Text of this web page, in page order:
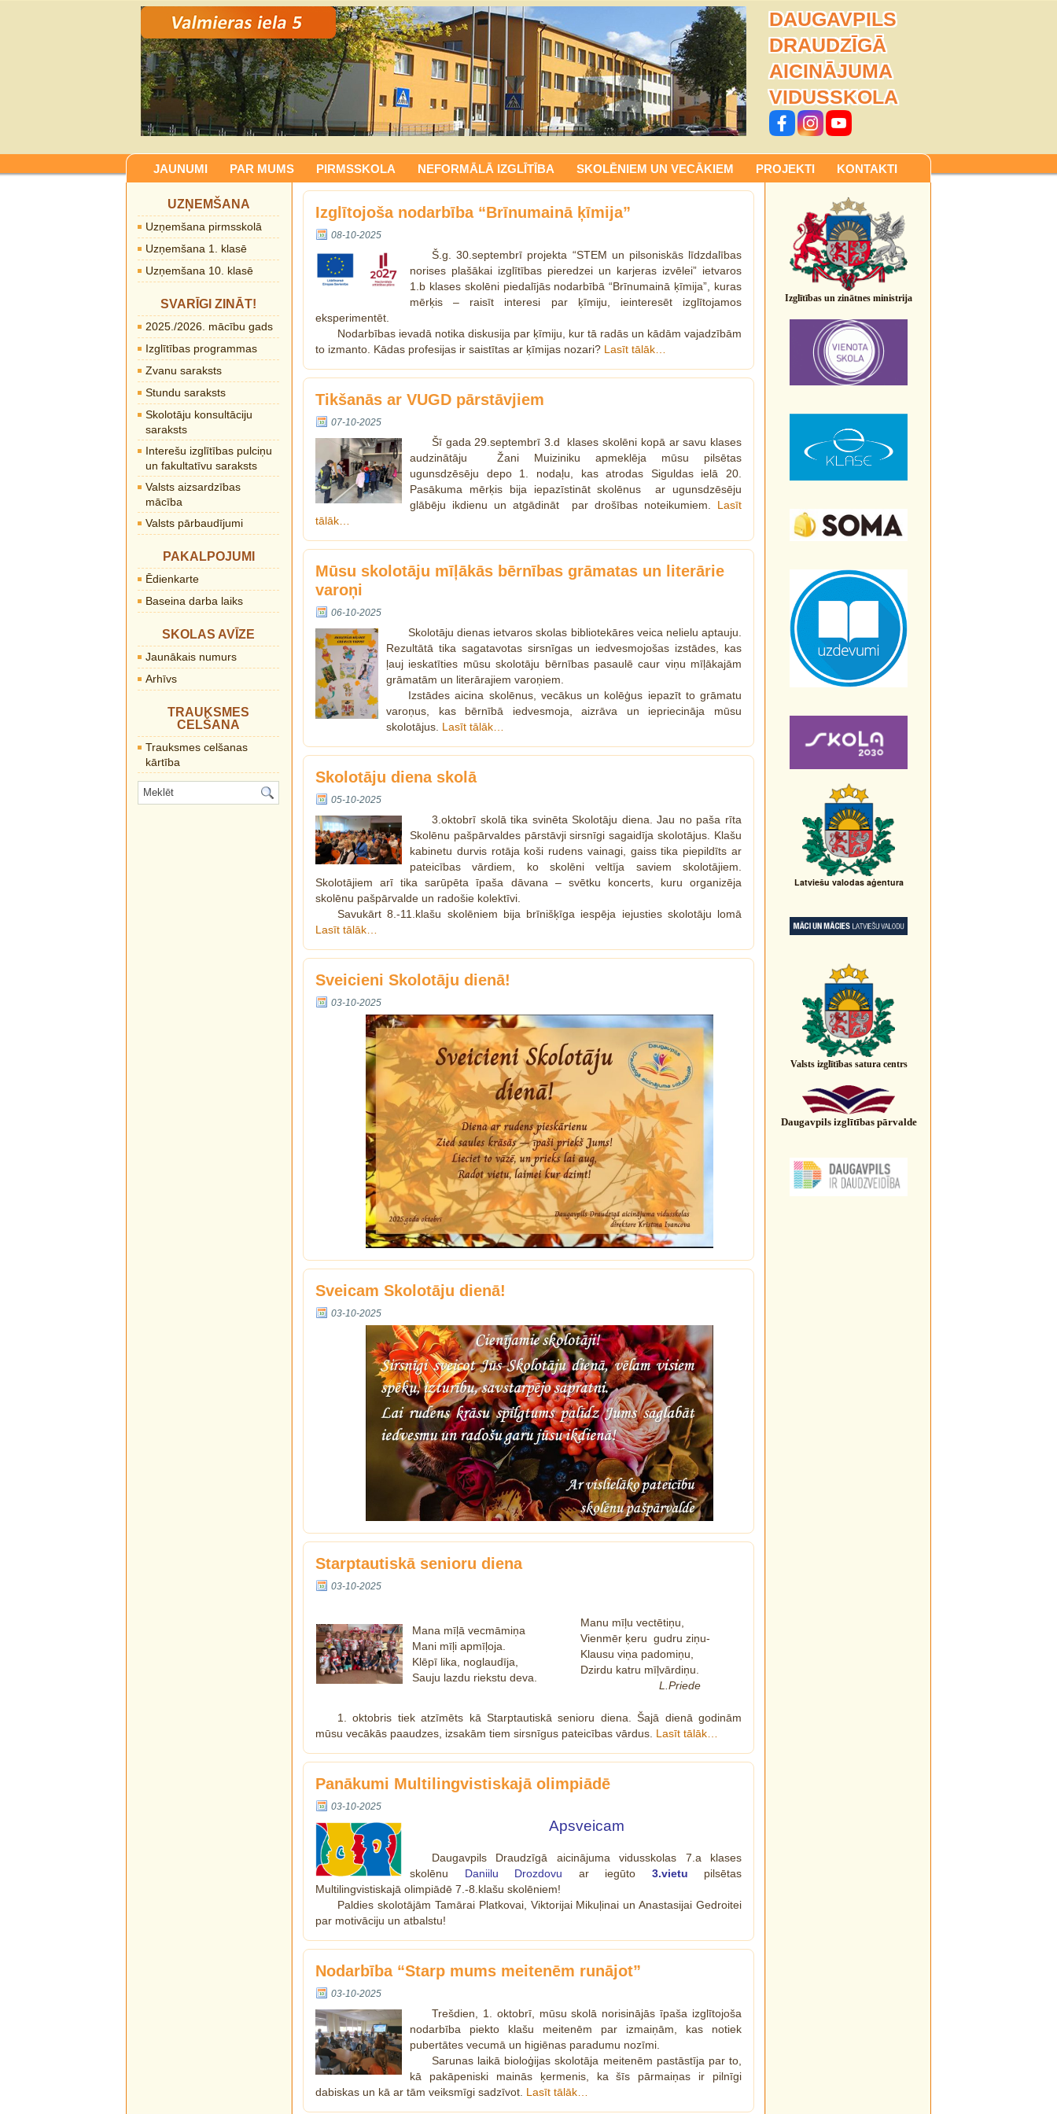
DAUGAVPILS
DRAUDZĪGĀ
AICINĀJUMA
VIDUSSKOLA
JAUNUMI PAR MUMS PIRMSSKOLA NEFORMĀLĀ IZGLĪTĪBA SKOLĒNIEM UN VECĀKIEM PROJEKTI KONTAKTI
UZŅEMŠANA
Uzņemšana pirmsskolā
Uzņemšana 1. klasē
Uzņemšana 10. klasē
SVARĪGI ZINĀT!
2025./2026. mācību gads
Izglītības programmas
Zvanu saraksts
Stundu saraksts
Skolotāju konsultāciju
saraksts
Interešu izglītības pulciņu
un fakultatīvu saraksts
Valsts aizsardzības
mācība
Valsts pārbaudījumi
PAKALPOJUMI
Ēdienkarte
Baseina darba laiks
SKOLAS AVĪZE
Jaunākais numurs
Arhīvs
TRAUKSMES
CELŠANA
Trauksmes celšanas
kārtība
Izglītojoša nodarbība “Brīnumainā ķīmija”
08-10-2025
Š.g. 30.septembrī projekta “STEM un pilsoniskās līdzdalības
norises plašākai izglītības pieredzei un karjeras izvēlei” ietvaros
1.b klases skolēni piedalījās nodarbībā “Brīnumainā ķīmija”, kuras
mērķis – raisīt interesi par ķīmiju, ieinteresēt izglītojamos
eksperimentēt.
Nodarbības ievadā notika diskusija par ķīmiju, kur tā radās un kādām vajadzībām
to izmanto. Kādas profesijas ir saistītas ar ķīmijas nozari? Lasīt tālāk…
Tikšanās ar VUGD pārstāvjiem
07-10-2025
Šī gada 29.septembrī 3.d klases skolēni kopā ar savu klases
audzinātāju Žani Muiziniku apmeklēja mūsu pilsētas
ugunsdzēsēju depo 1. nodaļu, kas atrodas Siguldas ielā 20.
Pasākuma mērķis bija iepazīstināt skolēnus ar ugunsdzēsēju
glābēju ikdienu un atgādināt par drošības noteikumiem. Lasīt
tālāk…
Mūsu skolotāju mīļākās bērnības grāmatas un literārie
varoņi
06-10-2025
Skolotāju dienas ietvaros skolas bibliotekāres veica nelielu aptauju.
Rezultātā tika sagatavotas sirsnīgas un iedvesmojošas izstādes, kas
ļauj ieskatīties mūsu skolotāju bērnības pasaulē caur viņu mīļākajām
grāmatām un literārajiem varoņiem.
Izstādes aicina skolēnus, vecākus un kolēģus iepazīt to grāmatu
varoņus, kas bērnībā iedvesmoja, aizrāva un iepriecināja mūsu
skolotājus. Lasīt tālāk…
Skolotāju diena skolā
05-10-2025
3.oktobrī skolā tika svinēta Skolotāju diena. Jau no paša rīta
Skolēnu pašpārvaldes pārstāvji sirsnīgi sagaidīja skolotājus. Klašu
kabinetu durvis rotāja koši rudens vainagi, gaiss tika piepildīts ar
pateicības vārdiem, ko skolēni veltīja saviem skolotājiem.
Skolotājiem arī tika sarūpēta īpaša dāvana – svētku koncerts, kuru organizēja
skolēnu pašpārvalde un radošie kolektīvi.
Savukārt 8.-11.klašu skolēniem bija brīnišķīga iespēja iejusties skolotāju lomā
Lasīt tālāk…
Sveicieni Skolotāju dienā!
03-10-2025
Sveicam Skolotāju dienā!
03-10-2025
Starptautiskā senioru diena
03-10-2025
Mana mīļā vecmāmiņa
Mani mīļi apmīļoja.
Klēpī lika, noglaudīja,
Sauju lazdu riekstu deva.
Manu mīļu vectētiņu,
Vienmēr ķeru gudru ziņu-
Klausu viņa padomiņu,
Dzirdu katru mīļvārdiņu.
L.Priede
1. oktobris tiek atzīmēts kā Starptautiskā senioru diena. Šajā dienā godinām
mūsu vecākās paaudzes, izsakām tiem sirsnīgus pateicības vārdus. Lasīt tālāk…
Panākumi Multilingvistiskajā olimpiādē
03-10-2025
Apsveicam
Daugavpils Draudzīgā aicinājuma vidusskolas 7.a klases
skolēnu Daniilu Drozdovu ar iegūto 3.vietu pilsētas
Multilingvistiskajā olimpiādē 7.-8.klašu skolēniem!
Paldies skolotājām Tamārai Platkovai, Viktorijai Mikuļinai un Anastasijai Gedroitei
par motivāciju un atbalstu!
Nodarbība “Starp mums meitenēm runājot”
03-10-2025
Trešdien, 1. oktobrī, mūsu skolā norisinājās īpaša izglītojoša
nodarbība piekto klašu meitenēm par izmaiņām, kas notiek
pubertātes vecumā un higiēnas paradumu nozīmi.
Sarunas laikā bioloģijas skolotāja meitenēm pastāstīja par to,
kā pakāpeniski mainās ķermenis, ka šīs pārmaiņas ir pilnīgi
dabiskas un kā ar tām veiksmīgi sadzīvot. Lasīt tālāk…
Izglītības un zinātnes ministrija
Latviešu valodas aģentura
Valsts izglītības satura centrs
Daugavpils izglītības pārvalde